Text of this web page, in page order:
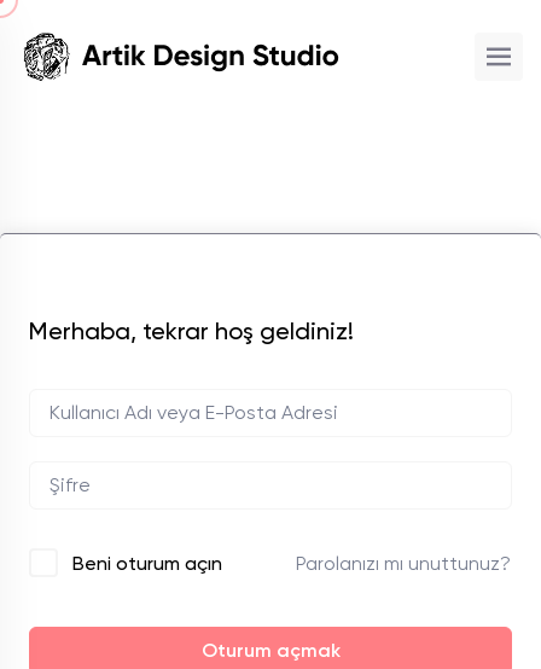
Merhaba, tekrar hoş geldiniz!
Beni oturum açın Parolanızı mı unuttunuz?
Oturum açmak